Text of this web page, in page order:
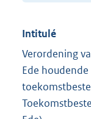
Intitulé
Verordening
Ede